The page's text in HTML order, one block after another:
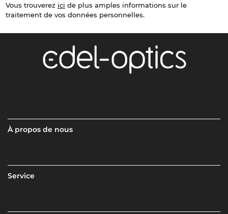
Vous trouverez ici de plus amples informations sur le
traitement de vos données personnelles.
À propos de nous
Service